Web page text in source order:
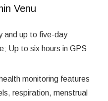
Venu
and up to five-day
Up to six hours in GPS
monitoring features
respiration, menstrual